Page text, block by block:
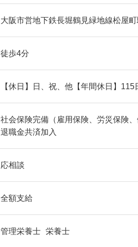
大阪市営地下鉄長堀鶴見緑地線松屋町
徒歩4分
【休日】日、祝、他【年間休日】
社会保険完備（雇用保険、労災保険
退職金共済加入
応相談
全額支給
管理栄養士 栄養士